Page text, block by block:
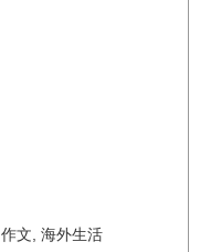
作文 海外生活